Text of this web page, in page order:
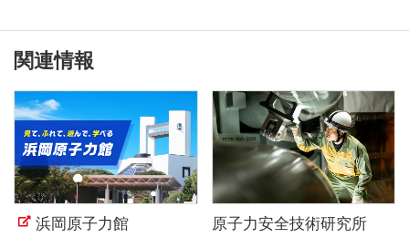
関連情報
浜岡原子力館 原子力安全技術研究所